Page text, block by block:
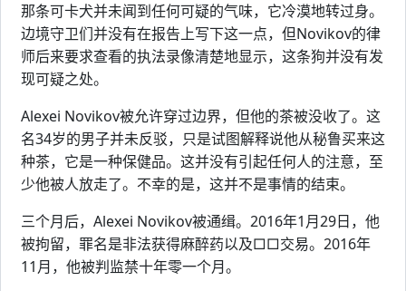
那条可卡犬并未闻到任何可疑的气味，它冷漠地转过身。
边境守卫们并没有在报告上写下这一点，但Novikov的律
师后来要求查看的执法录像清楚地显示，这条狗并没有发
现可疑之处。
Alexei Novikov被允许穿过边界，但他的茶被没收了。这
名34岁的男子并未反驳，只是试图解释说他从秘鲁买来这
种茶，它是一种保健品。这并没有引起任何人的注意，至
少他被人放走了。不幸的是，这并不是事情的结束。
三个月后，Alexei Novikov被通缉。2016年1月29日，他
被拘留，罪名是非法获得麻醉药以及□□交易。2016年
11月，他被判监禁十年零一个月。